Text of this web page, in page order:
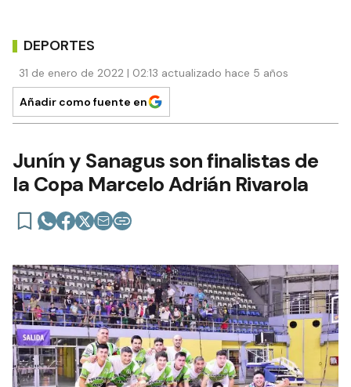
DEPORTES
31 de enero de 2022 | 02:13 actualizado hace 5 años
Añadir como fuente en
Junín y Sanagus son finalistas de
la Copa Marcelo Adrián Rivarola